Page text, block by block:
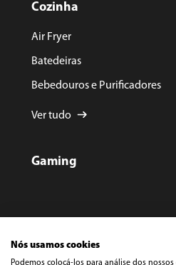
Cozinha
Air Fryer
Batedeiras
Bebedouros e Purificadores
Ver tudo
Gaming
Nós usamos cookies
Podemos colocá-los para análise dos